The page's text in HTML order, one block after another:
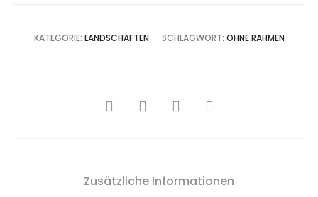
KATEGORIE: LANDSCHAFTEN SCHLAGWORT: OHNE RAHMEN
SHARE
Zusätzliche Informationen